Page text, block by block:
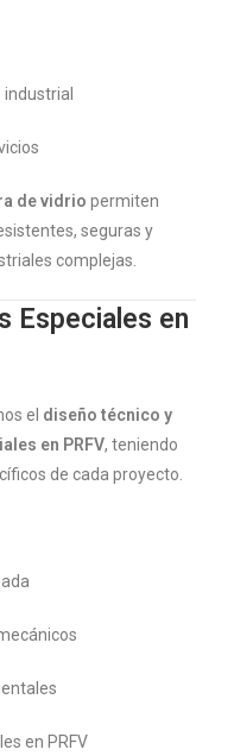
de vidrio permiten
seguras y
complejas.
Especiales en
el diseño técnico y
en PRFV, teniendo
de cada proyecto.
en PRFV